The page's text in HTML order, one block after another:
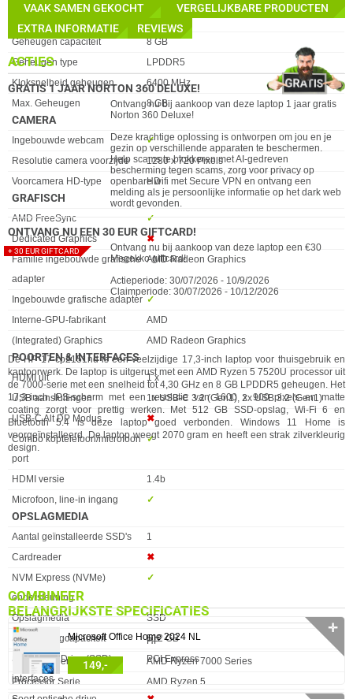
De HP 17-cp2151nd is een veelzijdige 17,3-inch laptop voor thuisgebruik en
kantoorwerk. De laptop is uitgerust met een AMD Ryzen 5 7520U processor uit
de 7000-serie met een snelheid tot 4,30 GHz en 8 GB LPDDR5 geheugen. Het
17,3-inch IPS-scherm met een resolutie van 1600 x 900 pixels en matte
coating zorgt voor prettig werken. Met 512 GB SSD-opslag, Wi-Fi 6 en
Bluetooth 5.4 is deze laptop goed verbonden. Windows 11 Home is
voorgeïnstalleerd. De laptop weegt 2070 gram en heeft een strak zilverkleurig
design.
BELANGRIJKSTE SPECIFICATIES
Eigenschap Waarde
Merk
HP
Processorgeneratie
AMD Ryzen 7000 Series
Processor Serie
AMD Ryzen 5
VAAK SAMEN GEKOCHT
VERGELIJKBARE PRODUCTEN
EXTRA INFORMATIE
REVIEWS
Geheugen capaciteit
8 GB
Geheugen type
LPDDR5
Kloksnelheid geheugen
6400 MHz
Max. Geheugen
8 GB
CAMERA
Eigenschap Waarde
Ingebouwde webcam
✓︎
Resolutie camera voorzijde
1280 x 720 Pixels
Voorcamera HD-type
HD
GRAFISCH
Eigenschap Waarde
AMD FreeSync
✓︎
Dedicated Graphics
✖︎
Familie ingebouwde grafische
adapter
AMD Radeon Graphics
Ingebouwde grafische adapter ✓︎
Interne-GPU-fabrikant
AMD
(Integrated) Graphics
AMD Radeon Graphics
POORTEN & INTERFACES
Eigenschap Waarde
HDMI uit
1 x
USB aansluitingen
1x USB-C 3.2 (Gen1), 2x USB 3.2 (Gen1)
USB-C Alt DP Modus
✖︎
Combo koptelefoon/microfoon
port
✓︎
HDMI versie
1.4b
Microfoon, line-in ingang
✓︎
OPSLAGMEDIA
Eigenschap Waarde
Aantal geïnstalleerde SSD's
1
Cardreader
✖︎
NVM Express (NVMe)
ondersteuning
✓︎
Opslagmedia
SSD
SSD Opslagcapaciteit
512 GB
Solid State Drive (SSD)
interfaces
PCI Express
ACTIES
GRATIS 1 JAAR NORTON 360 DELUXE!
Ontvang nu bij aankoop van deze laptop 1 jaar gratis
Norton 360 Deluxe!
Deze krachtige oplossing is ontworpen om jou en je
gezin op verschillende apparaten te beschermen.
Help scams te blokkeren met AI-gedreven
bescherming tegen scams, zorg voor privacy op
openbare wifi met Secure VPN en ontvang een
melding als je persoonlijke informatie op het dark web
wordt gevonden.
ONTVANG NU EEN 30 EUR GIFTCARD!
+ 30 EUR GIFTCARD
Ontvang nu bij aankoop van deze laptop een €30
Megekko giftcard!
Actieperiode: 30/07/2026 - 10/9/2026
Claimperiode: 30/07/2026 - 10/12/2026
COMBINEER
Microsoft Office Home 2024 NL
149,-
✛